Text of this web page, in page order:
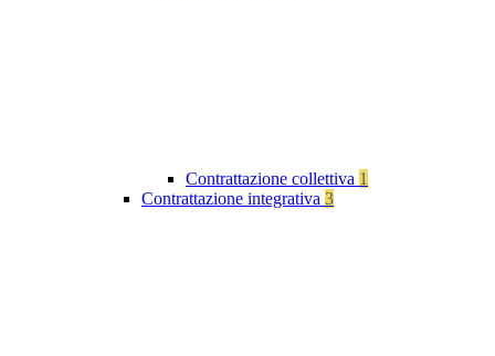
Contrattazione collettiva 1
Contrattazione integrativa 3